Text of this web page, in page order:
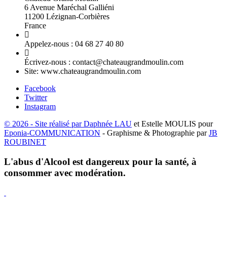
6 Avenue Maréchal Galliéni
11200 Lézignan-Corbières
France
Appelez-nous : 04 68 27 40 80
Écrivez-nous : contact@chateaugrandmoulin.com
Site: www.chateaugrandmoulin.com
Facebook
Twitter
Instagram
© 2026 - Site réalisé parDaphnée LAU et Estelle MOULIS pour
Eponia-COMMUNICATION - Graphisme & Photographie parJB
ROUBINET
L'abus d'Alcool est dangereux pour la santé, à
consommer avec modération.